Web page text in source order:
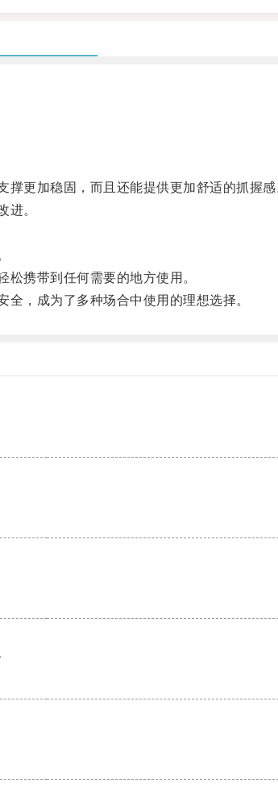
更加稳固，而且还能提供更加舒适的抓握感
进。
携带到任何需要的地方使用。
，成为了多种场合中使用的理想选择。